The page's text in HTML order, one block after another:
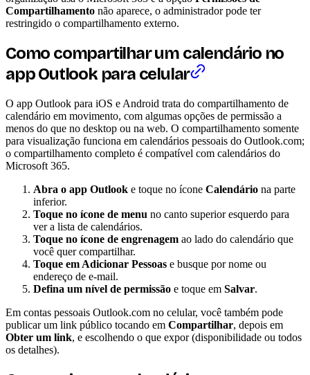
Compartilhamento não aparece, o administrador pode ter
restringido o compartilhamento externo.
Como compartilhar um calendário no
app Outlook para celular
O app Outlook para iOS e Android trata do compartilhamento de
calendário em movimento, com algumas opções de permissão a
menos do que no desktop ou na web. O compartilhamento somente
para visualização funciona em calendários pessoais do Outlook.com;
o compartilhamento completo é compatível com calendários do
Microsoft 365.
Abra o app Outlook e toque no ícone Calendário na parte
inferior.
Toque no ícone de menu no canto superior esquerdo para
ver a lista de calendários.
Toque no ícone de engrenagem ao lado do calendário que
você quer compartilhar.
Toque em Adicionar Pessoas e busque por nome ou
endereço de e-mail.
Defina um nível de permissão e toque em Salvar.
Em contas pessoais Outlook.com no celular, você também pode
publicar um link público tocando em Compartilhar, depois em
Obter um link, e escolhendo o que expor (disponibilidade ou todos
os detalhes).